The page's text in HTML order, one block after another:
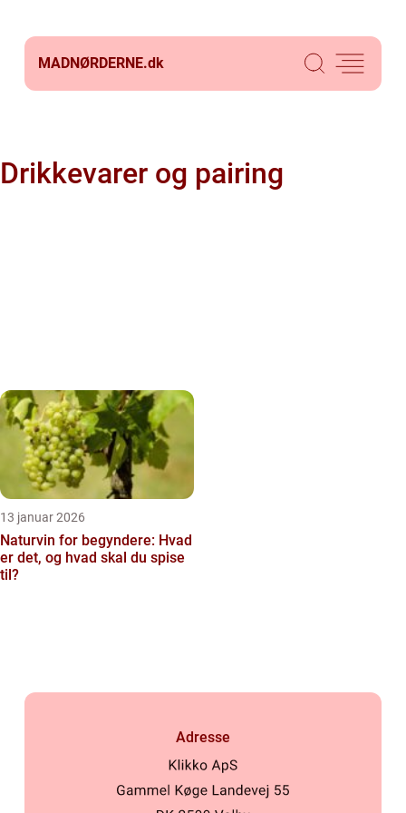
MADNØRDERNE.dk
Drikkevarer og pairing
13 januar 2026
Naturvin for begyndere: Hvad
er det, og hvad skal du spise
til?
Adresse